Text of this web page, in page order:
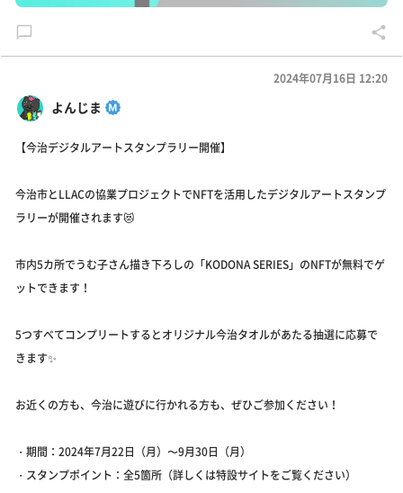
よんじま
2024年07月16日 12:20
【今治デジタルアートスタンプラリー開催】
今治市とLLACの協業プロジェクトでNFTを活用したデジタルアートスタンプ
ラリーが開催されます😻
市内5カ所でうむ子さん描き下ろしの「KODONA SERIES」のNFTが無料でゲ
ットできます！
5つすべてコンプリートするとオリジナル今治タオルがあたる抽選に応募で
きます✨
お近くの方も、今治に遊びに行かれる方も、ぜひご参加ください！
・期間：2024年7月22日（月）〜9月30日（月）
・スタンプポイント：全5箇所（詳しくは特設サイトをご覧ください）